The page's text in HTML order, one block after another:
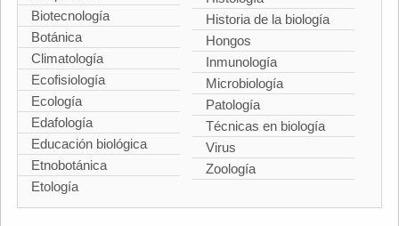
Biotecnología
Botánica
Climatología
Ecofisiología
Ecología
Edafología
Educación biológica
Etnobotánica
Etología
Historia de la biología
Hongos
Inmunología
Microbiología
Patología
Técnicas en biología
Virus
Zoología